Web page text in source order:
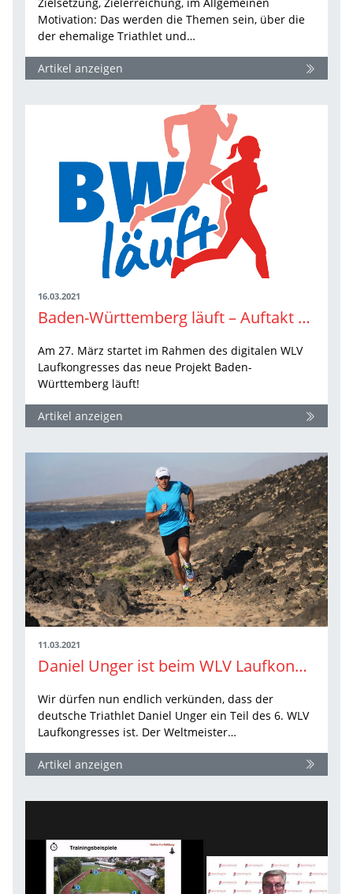
Motivation: Das werden die Themen sein, über die
der ehemalige Triathlet und…
Artikel anzeigen
16.03.2021
Baden-Württemberg läuft – Auftakt beim digitalen WLV Laufkongress 2021
Am 27. März startet im Rahmen des digitalen WLV
Laufkongresses das neue Projekt Baden-
Württemberg läuft!
Artikel anzeigen
11.03.2021
Daniel Unger ist beim WLV Laufkongress 2021 mit dabei!
Wir dürfen nun endlich verkünden, dass der
deutsche Triathlet Daniel Unger ein Teil des 6. WLV
Laufkongresses ist. Der Weltmeister…
Artikel anzeigen